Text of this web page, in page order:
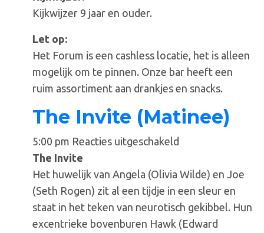
Kijkwijzer 9 jaar en ouder.
Let op:
Het Forum is een cashless locatie, het is alleen
mogelijk om te pinnen. Onze bar heeft een
ruim assortiment aan drankjes en snacks.
The Invite (Matinee)
5:00 pm Reacties uitgeschakeld
Invite
(Matinee)
The Invite
Het huwelijk van Angela (Olivia Wilde) en Joe
(Seth Rogen) zit al een tijdje in een sleur en
staat in het teken van neurotisch gekibbel. Hun
excentrieke bovenburen Hawk (Edward